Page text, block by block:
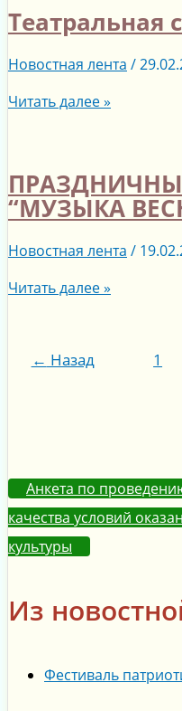
Театральная
Новостная лента /
Читать далее »
“МУЗЫКА
Новостная лента /
Читать далее »
← Назад 1
Анкета по
качества условий
культуры
Из
Фестиваль